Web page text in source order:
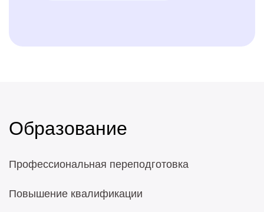
Образование
Профессиональная переподготовка
Повышение квалификации